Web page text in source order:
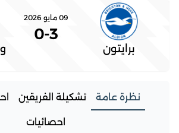
برايتون
09 مايو 2026
3
-
0
نظرة عامة تشكيلة الفريقين
احصائيات